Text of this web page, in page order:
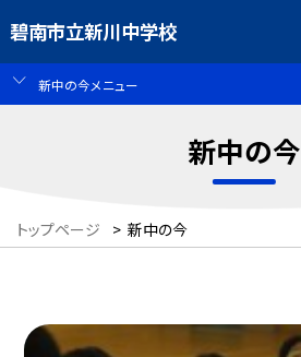
碧南市立新川中学校
新中の今メニュー
新中の今
トップページ > 新中の今